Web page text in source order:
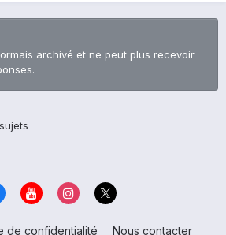
archivé et ne peut plus recevoir
de confidentialité Nous contacter